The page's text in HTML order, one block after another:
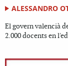
ALESSANDRO
El govern valencià
2.000 docents en